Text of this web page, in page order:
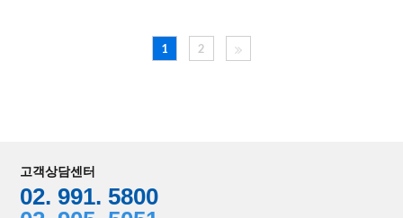
1 2
고객상담센터
02. 991. 5800